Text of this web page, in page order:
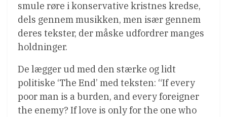
smule røre i konservative kristnes kredse,
dels gennem musikken, men især gennem
deres tekster, der måske udfordrer manges
holdninger.
De lægger ud med den stærke og lidt
politiske ‘The End’ med teksten: “If every
poor man is a burden, and every foreigner
the enemy? If love is only for the one who